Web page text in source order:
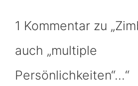
1 Kommentar zu
auch „multiple
Persönlichkeiten“…“